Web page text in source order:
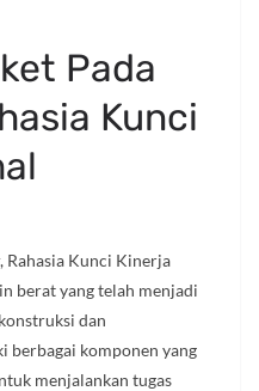
Pada
Kunci
Rahasia Kunci Kinerja
berat yang telah menjadi
dan
berbagai komponen yang
menjalankan tugas